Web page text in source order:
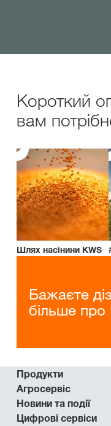
Короткий
вам
Шлях насінини KWS
Бажаєте
більше про
Продукти
Агросервіс
Новини та події
Цифрові сервіси